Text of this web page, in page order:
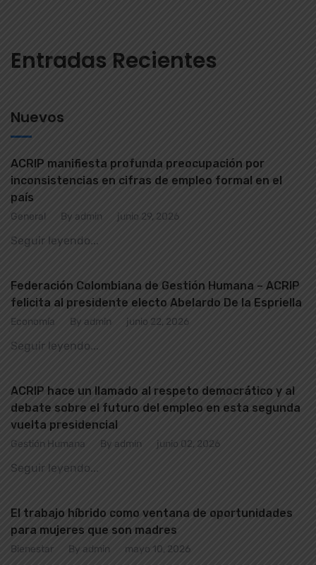
Entradas Recientes
Nuevos
ACRIP manifiesta profunda preocupación por
inconsistencias en cifras de empleo formal en el
país
General By admin junio 29, 2026
Seguir leyendo...
Federación Colombiana de Gestión Humana – ACRIP
felicita al presidente electo Abelardo De la Espriella
Economía By admin junio 22, 2026
Seguir leyendo...
ACRIP hace un llamado al respeto democrático y al
debate sobre el futuro del empleo en esta segunda
vuelta presidencial
Gestión Humana By admin junio 02, 2026
Seguir leyendo...
El trabajo híbrido como ventana de oportunidades
para mujeres que son madres
Bienestar By admin mayo 10, 2026